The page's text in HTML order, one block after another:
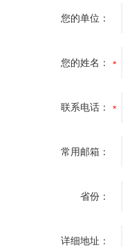
您的单位：
您的姓名：
联系电话：
常用邮箱：
省份：
详细地址：